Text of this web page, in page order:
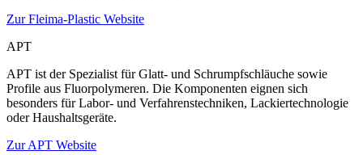
Zur Fleima-Plastic Website
APT
APT ist der Spezialist für Glatt- und Schrumpfschläuche sowie
Profile aus Fluorpolymeren. Die Komponenten eignen sich
besonders für Labor- und Verfahrenstechniken, Lackiertechnologie
oder Haushaltsgeräte.
Zur APT Website